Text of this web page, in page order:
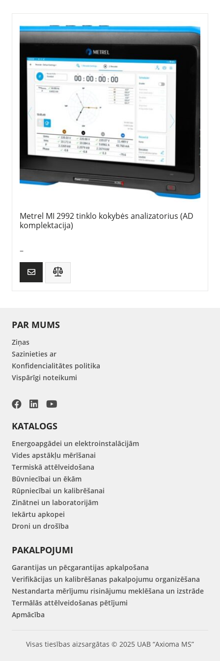
Metrel MI 2992 tinklo kokybės analizatorius (AD
komplektacija)
–
PAR MUMS
Ziņas
Sazinieties ar
Konfidencialitātes politika
Vispārīgi noteikumi
KATALOGS
Energoapgādei un elektroinstalācijām
Vides apstākļu mērīšanai
Termiskā attēlveidošana
Būvniecībai un ēkām
Rūpniecībai un kalibrēšanai
Zinātnei un laboratorijām
Iekārtu apkopei
Droni un drošība
PAKALPOJUMI
Garantijas un pēcgarantijas apkalpošana
Verifikācijas un kalibrēšanas pakalpojumu organizēšana
Nestandarta mērījumu risinājumu meklēšana un izstrāde
Termālās attēlveidošanas pētījumi
Apmācība
Visas tiesības aizsargātas © 2025 UAB “Axioma MS”